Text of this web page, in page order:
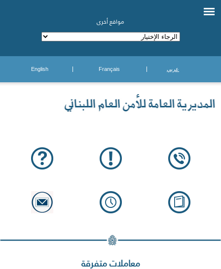
مواقع أخرى
عربي Français
English
معاملات متفرقة